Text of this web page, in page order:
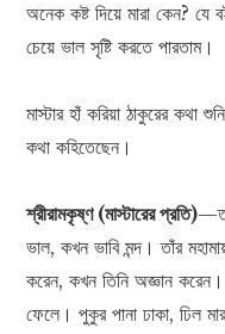
অনেক কষ্ট দিয়ে মারা কেন? যে
চেয়ে ভাল সৃষ্টি করতে পারতাম।
মাস্টার হাঁ করিয়া ঠাকুরের
কথা কহিতেছেন।
শ্রীরামকৃষ্ণ (মাস্টারের প্রতি)
ভাল, কখন ভাবি মন্দ। তাঁর
করেন, কখন তিনি অজ্ঞান
ফেলে। পুকুর পানা ঢাকা, ঢিল